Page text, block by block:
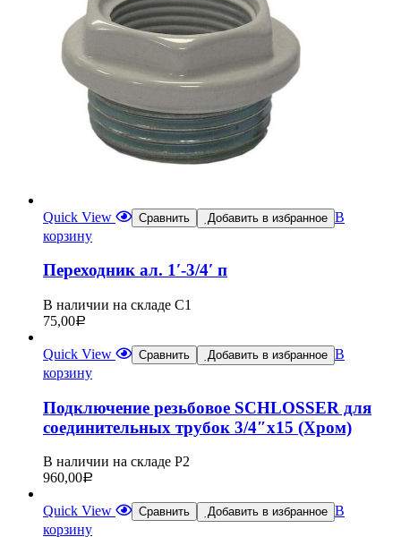
Quick View Сравнить Добавить в избранное В
корзину
Переходник ал. 1′-3/4′ п
В наличии на складе С1
75,00Р
Quick View Сравнить Добавить в избранное В
корзину
Подключение резьбовое SCHLOSSER для
соединительных трубок 3/4″x15 (Хром)
В наличии на складе Р2
960,00Р
Quick View Сравнить Добавить в избранное В
корзину